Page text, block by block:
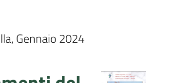
Gennaio 2024